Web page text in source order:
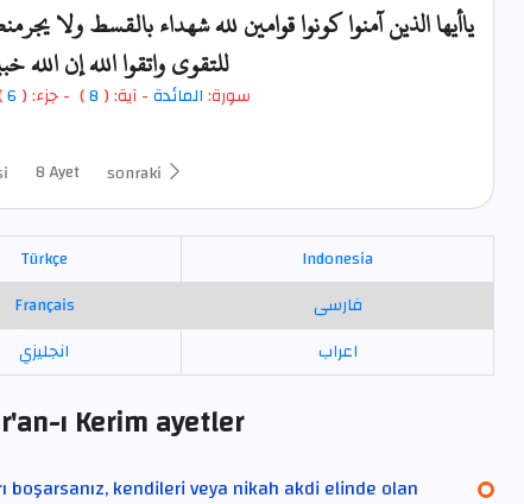
ياأيها الذين آمنوا كونوا قوامين لله شهداء بالقسط ولا
للتقوى واتقوا الله إن الله
سورة:المائدة- آية: ( 8
) - جزء: (6
8 Ayet sonraki
Türkçe
Indonesia
Français
فارسی
انجليزي اعراب
ı Kerim ayetler
kendileri veya nikah akdi elinde olan